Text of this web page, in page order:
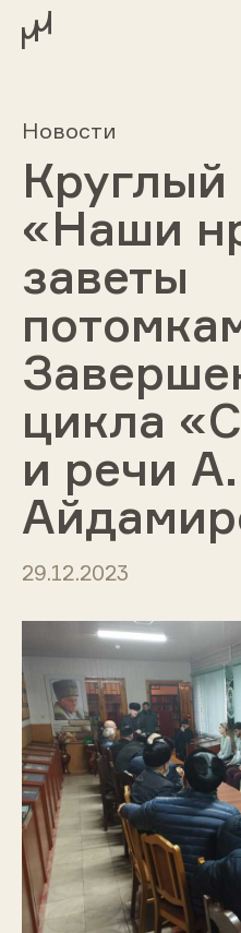
Новости
Круглый
«Наши
заветы
цикла
и речи А.
29.12.2023